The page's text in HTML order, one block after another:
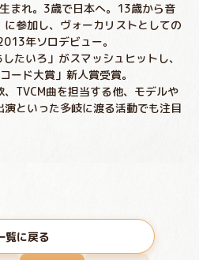
まれ。3歳で日本へ。13歳から音
参加し、ヴォーカリストとしての
年ソロデビュー。
たいろ」がスマッシュヒットし、
ード大賞」新人賞受賞。
TVCM曲を担当する他、モデルや
といった多岐に渡る活動でも注目
覧に戻る